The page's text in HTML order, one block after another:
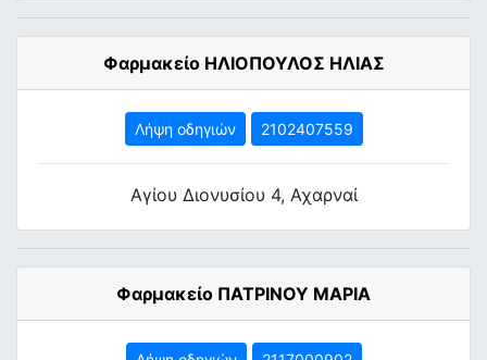
Φαρμακείο ΗΛΙΟΠΟΥΛΟΣ ΗΛΙΑΣ
Λήψη οδηγιών 2102407559
Αγίου Διονυσίου 4, Αχαρναί
Φαρμακείο ΠΑΤΡΙΝΟΥ ΜΑΡΙΑ